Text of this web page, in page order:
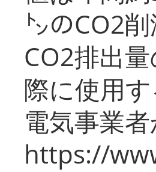
㌧のCO2
CO2排出
際に使用
電気事業
https://